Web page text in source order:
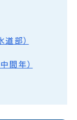
部）
間年）